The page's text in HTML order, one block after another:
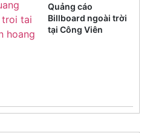
Quảng cáo
Billboard ngoài trời
tại Công Viên